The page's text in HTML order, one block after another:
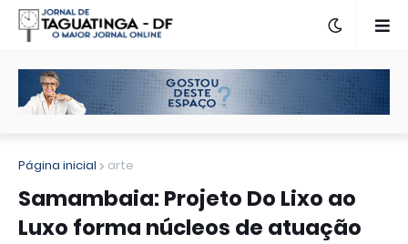
Página inicial arte
Samambaia: Projeto Do Lixo ao
Luxo forma núcleos de atuação